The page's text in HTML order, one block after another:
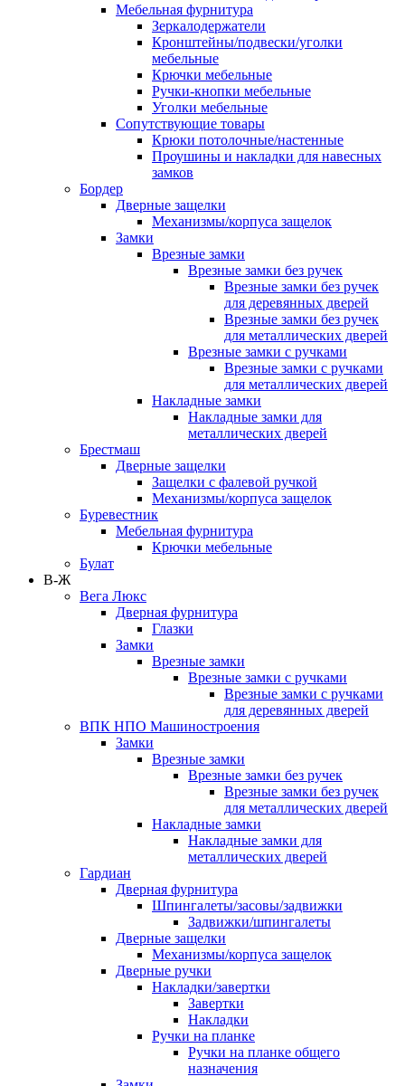
Мебельная фурнитура
Зеркалодержатели
Кронштейны/подвески/уголки
мебельные
Крючки мебельные
Ручки-кнопки мебельные
Уголки мебельные
Сопутствующие товары
Крюки потолочные/настенные
Проушины и накладки для навесных
замков
Бордер
Дверные защелки
Механизмы/корпуса защелок
Замки
Врезные замки
Врезные замки без ручек
Врезные замки без ручек
для деревянных дверей
Врезные замки без ручек
для металлических дверей
Врезные замки с ручками
Врезные замки с ручками
для металлических дверей
Накладные замки
Накладные замки для
металлических дверей
Брестмаш
Дверные защелки
Защелки с фалевой ручкой
Механизмы/корпуса защелок
Буревестник
Мебельная фурнитура
Крючки мебельные
Булат
В-Ж
Вега Люкс
Дверная фурнитура
Глазки
Замки
Врезные замки
Врезные замки с ручками
Врезные замки с ручками
для деревянных дверей
ВПК НПО Машиностроения
Замки
Врезные замки
Врезные замки без ручек
Врезные замки без ручек
для металлических дверей
Накладные замки
Накладные замки для
металлических дверей
Гардиан
Дверная фурнитура
Шпингалеты/засовы/задвижки
Задвижки/шпингалеты
Дверные защелки
Механизмы/корпуса защелок
Дверные ручки
Накладки/завертки
Завертки
Накладки
Ручки на планке
Ручки на планке общего
назначения